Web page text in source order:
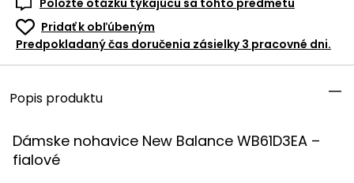
Položte otázku týkajúcu sa tohto predmetu
Pridať k obľúbeným
Predpokladaný čas doručenia zásielky 3 pracovné dni.
Popis produktu
Dámske nohavice New Balance WB61D3EA –
fialové